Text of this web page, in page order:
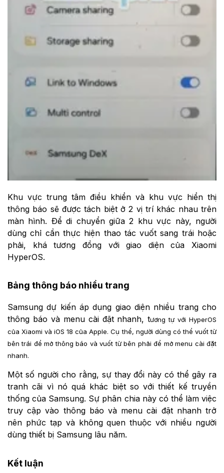
Khu vực trung tâm điều khiển và khu vực hiển thị
thông báo sẽ được tách biệt ở 2 vị trí khác nhau trên
màn hình. Để di chuyển giữa 2 khu vực này, người
dùng chỉ cần thực hiện thao tác vuốt sang trái hoặc
phải, khá tương đồng với giao diện của Xiaomi
HyperOS.
Bảng thông báo nhiều trang
Samsung dự kiến áp dụng giao diện nhiều trang cho
thông báo và menu cài đặt nhanh, tương tự với HyperOS
của Xiaomi và iOS 18 của Apple. Cụ thể, người dùng có thể vuốt từ
bên trái để mở thông báo và vuốt từ bên phải để mở menu cài đặt
nhanh.
Một số người cho rằng, sự thay đổi này có thể gây ra
tranh cãi vì nó quá khác biệt so với thiết kế truyền
thống của Samsung. Sự phân chia này có thể làm việc
truy cập vào thông báo và menu cài đặt nhanh trở
nên phức tạp và không quen thuộc với nhiều người
dùng thiết bị Samsung lâu năm.
Kết luận